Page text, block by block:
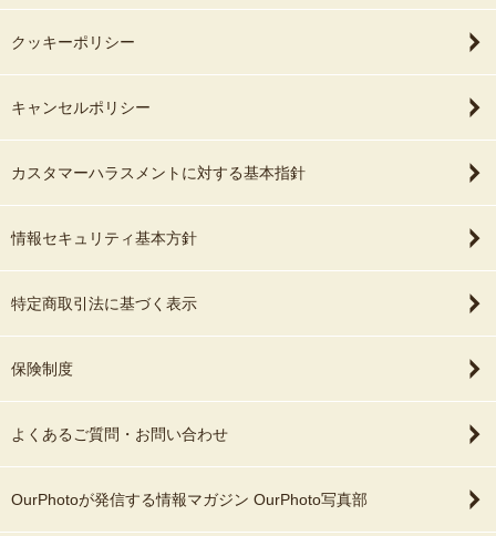
クッキーポリシー
キャンセルポリシー
カスタマーハラスメントに対する基本指針
情報セキュリティ基本方針
特定商取引法に基づく表示
保険制度
よくあるご質問・お問い合わせ
OurPhotoが発信する情報マガジン OurPhoto写真部